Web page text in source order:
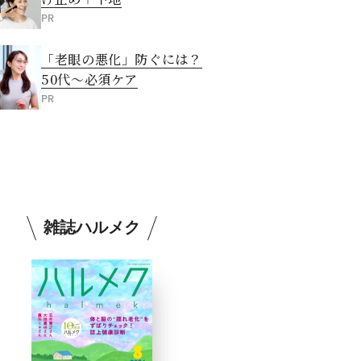
PR
「老眼の悪化」防ぐには？
50代～必須ケア
PR
雑誌ハルメク